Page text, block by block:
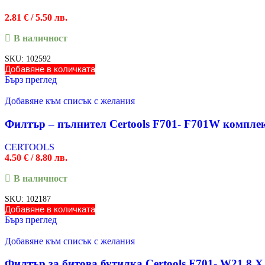
2.81 € / 5.50 лв.
В наличност
SKU: 102592
Добавяне в количката
Бърз преглед
Добавяне към списък с желания
Филтър – пълнител Certools F701- F701W
CERTOOLS
4.50 € / 8.80 лв.
В наличност
SKU: 102187
Добавяне в количката
Бърз преглед
Добавяне към списък с желания